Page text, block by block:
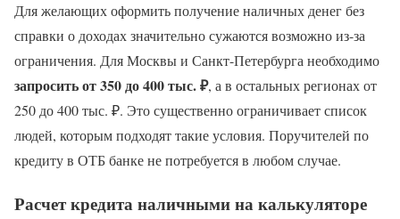
Для желающих оформить получение наличных денег без
справки о доходах значительно сужаются возможно из-за
ограничения. Для Москвы и Санкт-Петербурга необходимо
запросить от 350 до 400 тыс. ₽, а в остальных регионах от
250 до 400 тыс. ₽. Это существенно ограничивает список
людей, которым подходят такие условия. Поручителей по
кредиту в ОТБ банке не потребуется в любом случае.
Расчет кредита наличными на калькуляторе